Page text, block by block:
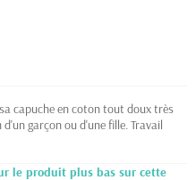
capuche en coton tout doux très
garçon ou d'une fille. Travail
le produit plus bas sur cette